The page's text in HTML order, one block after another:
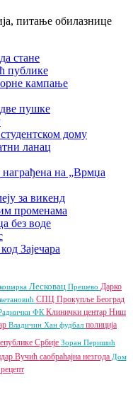
стане
публике
кампање
пушке
дому
ланац
на „Врмџа
за викенд
променама
без воде
Зајечара
кошарка Лесковац Прешево Дарко
СПЦ Прокупље Београд
ФК Клинички центар Ниш
Владичин Хан фудбал полиција
Србије Зоран Перишић
Вучић саобраћајна незгода Дом
рецепт